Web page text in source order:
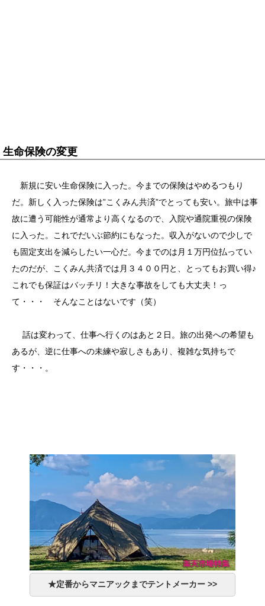
生命保険の変更
新規に安い生命保険に入った。今までの保険はやめるつもり
だ。新しく入った保険は”こくみん共済”でとっても安い。旅中は事
故に遭う可能性が通常より高くなるので、入院や通院重視の保険
に入った。これでだいぶ節約にもなった。収入がないので少しで
も固定支出を減らしたい一心だ。今までのは月１万円位払ってい
たのだが、こくみん共済では月３４００円と、とってもお買い得♪
これでも保証はバッチリ！大きな事故をしても大丈夫！っ
て・・・ そんなことはないです（笑）
話は変わって、仕事へ行くのはあと２日。旅の出発への希望も
あるが、逆に仕事への未練や寂しさもあり、複雑な気持ちで
す・・・。
★定番からマニアックまでテントメーカー >>